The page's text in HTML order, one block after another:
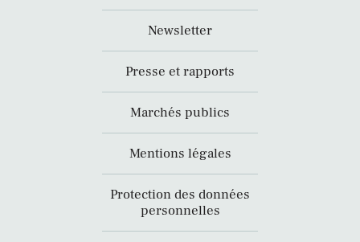
Newsletter
Presse et rapports
Marchés publics
Mentions légales
Protection des données
personnelles